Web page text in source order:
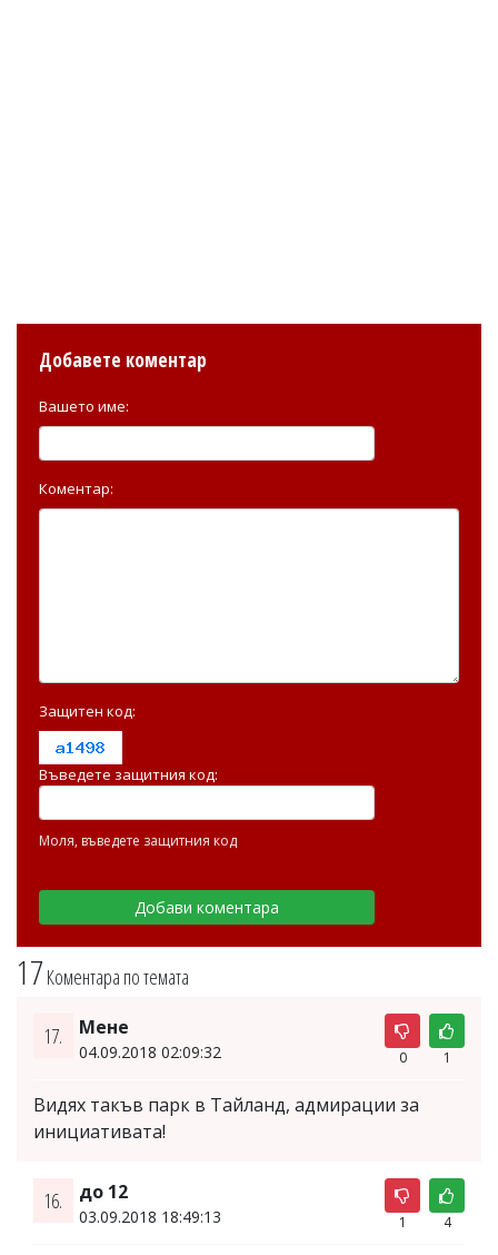
17 Коментара по темата
17. Мене
04.09.2018 02:09:32 0 1
Видях такъв парк в Тайланд, адмирации за
инициативата!
16. до 12
03.09.2018 18:49:13 1 4
Добавете коментар
Вашето име:
Коментар:
Защитен код:
Въведете защитния код:
Моля, въведете защитния код